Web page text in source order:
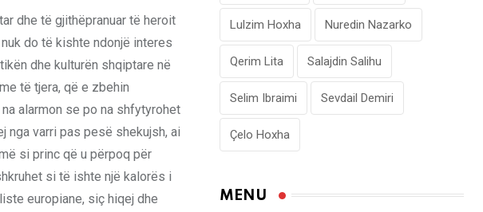
dhe të gjithëpranuar të heroit
do të kishte ndonjë interes
dhe kulturën shqiptare në
të tjera, që e zbehin
alarmon se po na shfytyrohet
nga varri pas pesë shekujsh, ai
si princ që u përpoq për
si të ishte një kalorës i
europiane, siç hiqej dhe
Lulzim Hoxha Nuredin Nazarko
Qerim Lita Salajdin Salihu
Selim Ibraimi Sevdail Demiri
Çelo Hoxha
MENU